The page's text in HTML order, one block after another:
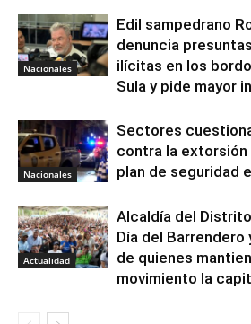
Nacionales
Edil sampedrano
denuncia
ilícitas en los
Sula y pide mayor
Nacionales
Sectores
contra la extorsión
plan de seguridad
Actualidad
Alcaldía del
Día del
de quienes
movimiento la